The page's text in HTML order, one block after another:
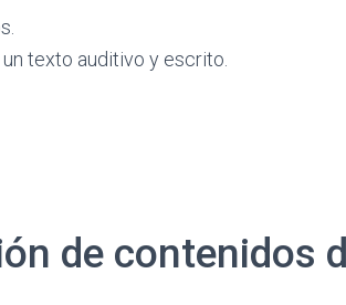
texto auditivo y escrito.
de contenidos